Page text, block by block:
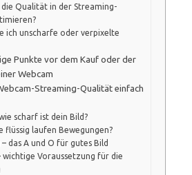
die Qualität in der Streaming-
ich unscharfe oder verpixelte
Punkte vor dem Kauf oder der
Webcam
Streaming-Qualität einfach
scharf ist dein Bild?
flüssig laufen Bewegungen?
das A und O für gutes Bild
wichtige Voraussetzung für die